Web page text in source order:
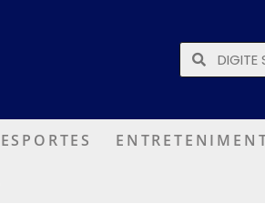
ESPORTES